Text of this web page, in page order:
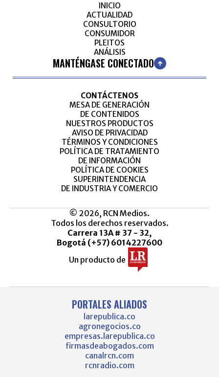
INICIO
ACTUALIDAD
CONSULTORIO
CONSUMIDOR
PLEITOS
ANÁLISIS
MANTÉNGASE CONECTADO
CONTÁCTENOS
MESA DE GENERACIÓN
DE CONTENIDOS
NUESTROS PRODUCTOS
AVISO DE PRIVACIDAD
TÉRMINOS Y CONDICIONES
POLÍTICA DE TRATAMIENTO
DE INFORMACIÓN
POLÍTICA DE COOKIES
SUPERINTENDENCIA
DE INDUSTRIA Y COMERCIO
© 2026, RCN Medios.
Todos los derechos reservados.
Carrera 13A # 37 - 32,
Bogotá (+57) 6014227600
Un producto de
PORTALES ALIADOS
larepublica.co
agronegocios.co
empresas.larepublica.co
firmasdeabogados.com
canalrcn.com
rcnradio.com